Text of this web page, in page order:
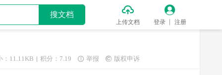
搜文档 
上传文档

登录 注册
：11.11KB 积分：7.19  举报  版权申诉